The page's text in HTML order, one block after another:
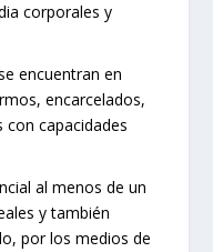
corporales y
encuentran en
encarcelados,
con capacidades
al menos de un
y también
por los medios de